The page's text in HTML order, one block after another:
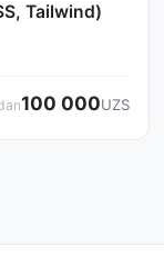
Tailwind)
100 000UZS